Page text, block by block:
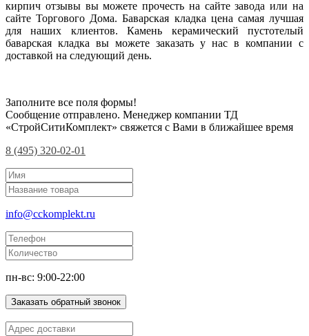
кирпич отзывы вы можете прочесть на сайте завода или на
сайте Торгового Дома. Баварская кладка цена самая лучшая
для наших клиентов. Камень керамический пустотелый
баварская кладка вы можете заказать у нас в компании с
доставкой на следующий день.
Заполните все поля формы!
Сообщение отправлено. Менеджер компании ТД
«СтройСитиКомплект» свяжется с Вами в ближайшее время
8 (495) 320-02-01
info@cckomplekt.ru
пн-вс: 9:00-22:00
Заказать обратный звонок